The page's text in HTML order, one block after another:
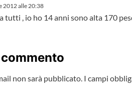
2012 alle 20:38
tutti , io ho 14 anni sono alta 170
non sarà pubblicato. I campi